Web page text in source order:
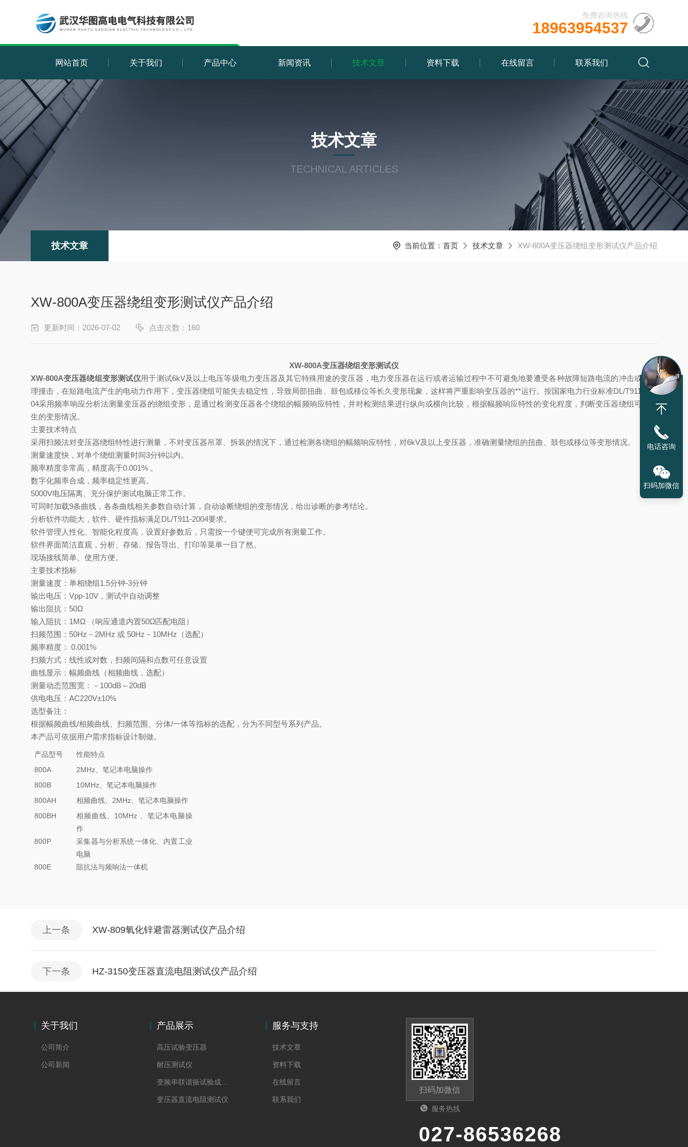
免费咨询热线
18963954537
网站首页 关于我们 产品中心 新闻资讯 技术文章 资料下载 在线留言 联系我们
技术文章
TECHNICAL ARTICLES
技术文章 当前位置： 首页 技术文章 XW-800A变压器绕组变形测试仪产品介绍
XW-800A变压器绕组变形测试仪产品介绍
更新时间：2026-07-02 点击次数：160
XW-800A变压器绕组变形测试仪
XW-800A变压器绕组变形测试仪用于测试6kV及以上电压等级电力变压器及其它特殊用途的变压器，电力变压器在运行或者运输过程中不可避免地要遭受各种故障短路电流的冲击或者物
理撞击，在短路电流产生的电动力作用下，变压器绕组可能失去稳定性，导致局部扭曲、鼓包或移位等长久变形现象，这样将严重影响变压器的**运行。按国家电力行业标准DL/T911－20
04采用频率响应分析法测量变压器的绕组变形，是通过检测变压器各个绕组的幅频响应特性，并对检测结果进行纵向或横向比较，根据幅频响应特性的变化程度，判断变压器绕组可能发
生的变形情况。
主要技术特点
采用扫频法对变压器绕组特性进行测量，不对变压器吊罩、拆装的情况下，通过检测各绕组的幅频响应特性，对6kV及以上变压器，准确测量绕组的扭曲、鼓包或移位等变形情况。
测量速度快，对单个绕组测量时间3分钟以内。
频率精度非常高，精度高于0.001% 。
数字化频率合成，频率稳定性更高。
5000V电压隔离、充分保护测试电脑正常工作。
可同时加载9条曲线，各条曲线相关参数自动计算，自动诊断绕组的变形情况，给出诊断的参考结论。
分析软件功能大，软件、硬件指标满足DL/T911-2004要求。
软件管理人性化、智能化程度高，设置好参数后，只需按一个键便可完成所有测量工作。
软件界面简洁直观，分析、存储、报告导出、打印等菜单一目了然。
现场接线简单、使用方便。
主要技术指标
测量速度：单相绕组1.5分钟-3分钟
输出电压：Vpp-10V，测试中自动调整
输出阻抗：50Ω
输入阻抗：1MΩ （响应通道内置50Ω匹配电阻）
扫频范围：50Hz－2MHz 或 50Hz－10MHz（选配）
频率精度： 0.001%
扫频方式：线性或对数，扫频间隔和点数可任意设置
曲线显示：幅频曲线（相频曲线，选配）
测量动态范围宽：－100dB～20dB
供电电压：AC220V±10%
选型备注：
根据幅频曲线/相频曲线、扫频范围、分体/一体等指标的选配，分为不同型号系列产品。
本产品可依据用户需求指标设计制做。
产品型号
性能特点
800A
2MHz、笔记本电脑操作
800B
10MHz、笔记本电脑操作
800AH
相频曲线、2MHz、笔记本电脑操作
800BH
相频曲线、10MHz 、笔记本电脑操
作
800P
采集器与分析系统一体化、内置工业
电脑
800E
阻抗法与频响法一体机
上一条 XW-809氧化锌避雷器测试仪产品介绍
下一条 HZ-3150变压器直流电阻测试仪产品介绍
关于我们
公司简介
公司新闻
产品展示
高压试验变压器
耐压测试仪
变频串联谐振试验成套装置
变压器直流电阻测试仪
服务与支持
技术文章
资料下载
在线留言
联系我们
扫码加微信
服务热线
027-86536268
电话咨询
扫码加微信